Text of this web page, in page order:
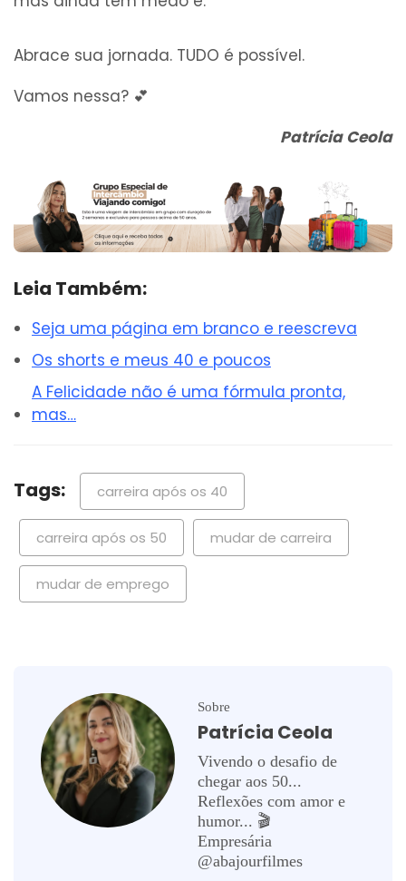
Abrace sua jornada. TUDO é possível.
Vamos nessa? 💕
Patrícia Ceola
Leia Também:
Seja uma página em branco e reescreva
Os shorts e meus 40 e poucos
A Felicidade não é uma fórmula pronta,
mas…
Tags: carreira após os 40
carreira após os 50 mudar de carreira
mudar de emprego
Sobre
Patrícia Ceola
Vivendo o desafio de
chegar aos 50...
Reflexões com amor e
humor... 🎬
Empresária
@abajourfilmes